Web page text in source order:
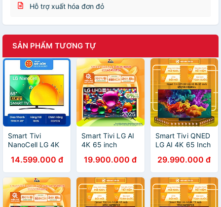
Hỗ trợ xuất hóa đơn đỏ
SẢN PHẨM TƯƠNG TỰ
Smart Tivi
NanoCell LG 4K
65NANO76SQA
Model 2022-
Hàng chính hãng
14.599.000 đ
Smart Tivi LG AI
4K 65 inch
Hàng Chính Hãng
- Mới 100%
19.900.000 đ
Smart Tivi QNED
LG AI 4K 65 Inch
HÀNG CHÍNH
HÃNG - CHỈ
GIAO HCM
29.990.000 đ